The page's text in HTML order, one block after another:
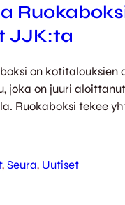
JJK:ta
on
joka on juuri
Ruokaboksi tekee
tapa tukea JJK:n
kokeiluun
, Seura, Uutiset